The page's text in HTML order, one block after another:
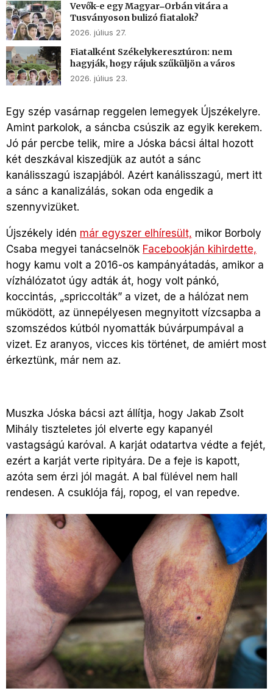
Vevők-e egy Magyar‒Orbán vitára a
Tusványoson bulizó fiatalok?
2026. július 27.
Fiatalként Székelykeresztúron: nem
hagyják, hogy rájuk szűküljön a város
2026. július 23.
Egy szép vasárnap reggelen lemegyek Újszékelyre.
Amint parkolok, a sáncba csúszik az egyik kerekem.
Jó pár percbe telik, mire a Jóska bácsi által hozott
két deszkával kiszedjük az autót a sánc
kanálisszagú iszapjából. Azért kanálisszagú, mert itt
a sánc a kanalizálás, sokan oda engedik a
szennyvizüket.
Újszékely idén már egyszer elhíresült, mikor Borboly
Csaba megyei tanácselnök Facebookján kihirdette,
hogy kamu volt a 2016-os kampányátadás, amikor a
vízhálózatot úgy adták át, hogy volt pánkó,
koccintás, „spriccolták” a vizet, de a hálózat nem
működött, az ünnepélyesen megnyitott vízcsapba a
szomszédos kútból nyomatták búvárpumpával a
vizet. Ez aranyos, vicces kis történet, de amiért most
érkeztünk, már nem az.
Muszka Jóska bácsi azt állítja, hogy Jakab Zsolt
Mihály tiszteletes jól elverte egy kapanyél
vastagságú karóval. A karját odatartva védte a fejét,
ezért a karját verte ripityára. De a feje is kapott,
azóta sem érzi jól magát. A bal fülével nem hall
rendesen. A csuklója fáj, ropog, el van repedve.